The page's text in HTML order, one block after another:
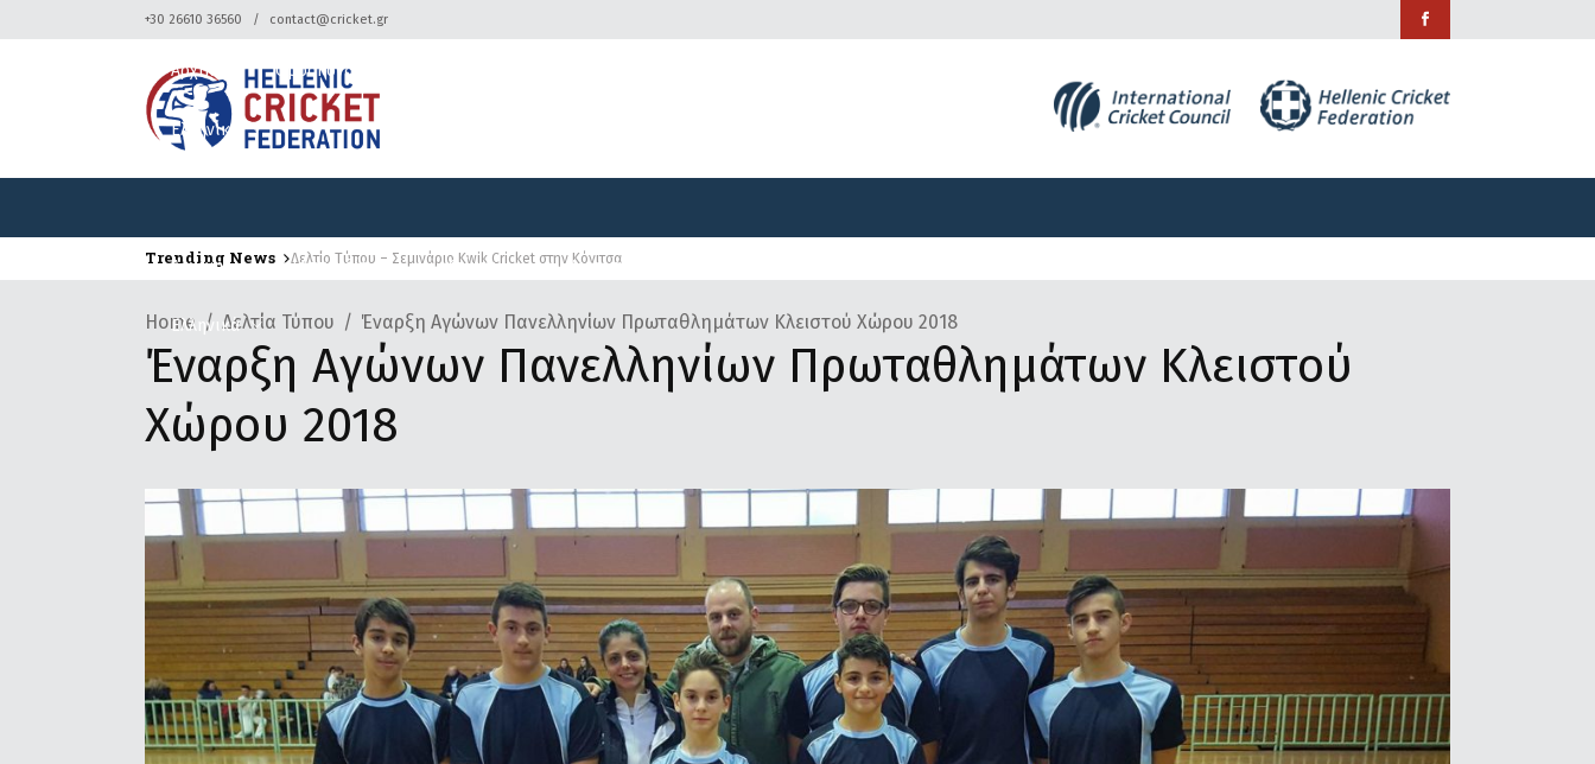
+30 26610 36560 contact@cricket.gr
Αρχική Ομοσπονδία Κρίκετ Διοργανώσεις
Ελληνικά
Αρχική Ομοσπονδία
Ελληνικά
Trending News Δελτίο Τύπου – Σεμινάριο Kwik Cricket στην Κόνιτσα
Home Δελτία Τύπου Έναρξη Αγώνων Πανελληνίων Πρωταθλημάτων Κλειστού Χώρου 2018
Έναρξη Αγώνων Πανελληνίων Πρωταθλημάτων Κλειστού
Χώρου 2018